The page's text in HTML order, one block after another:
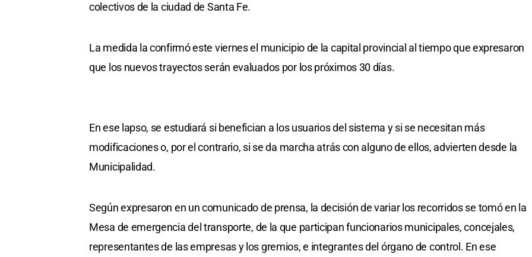
colectivos de la ciudad de Santa Fe.
La medida la confirmó este viernes el municipio de la capital provincial al tiempo que expresaron
que los nuevos trayectos serán evaluados por los próximos 30 días.
En ese lapso, se estudiará si benefician a los usuarios del sistema y si se necesitan más
modificaciones o, por el contrario, si se da marcha atrás con alguno de ellos, advierten desde la
Municipalidad.
Según expresaron en un comunicado de prensa, la decisión de variar los recorridos se tomó en la
Mesa de emergencia del transporte, de la que participan funcionarios municipales, concejales,
representantes de las empresas y los gremios, e integrantes del órgano de control. En ese